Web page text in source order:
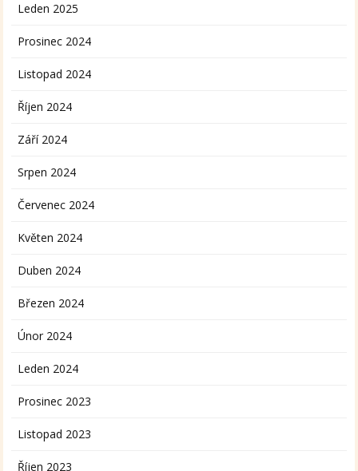
Leden 2025
Prosinec 2024
Listopad 2024
Říjen 2024
Září 2024
Srpen 2024
Červenec 2024
Květen 2024
Duben 2024
Březen 2024
Únor 2024
Leden 2024
Prosinec 2023
Listopad 2023
Říjen 2023